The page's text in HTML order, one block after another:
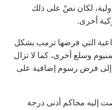
لكان نصّ على ذلك
أخرى.
التي فرضها ترمب بشكل
وسلع أخرى، كما لا تزال
إلى فرض رسوم إضافية على
إليه محاكم أدنى درجة